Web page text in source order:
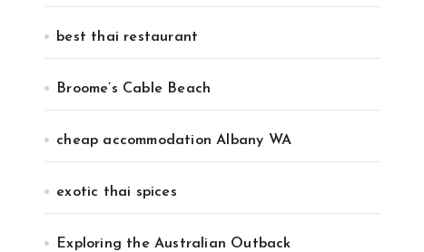
best thai restaurant
Broome’s Cable Beach
cheap accommodation Albany WA
exotic thai spices
Exploring the Australian Outback